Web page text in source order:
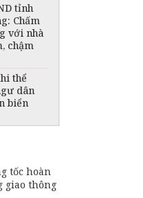
tỉnh
Chấm
với nhà
chậm
thể
dân
biển
cấp
bàn tỉnh
6 -
tốc hoàn
giao thông